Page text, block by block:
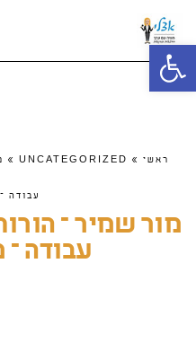
פתח סרגל נגישות
ראשי »
UNCATEGORIZED
»
עבודה
מור שמיר –
עבודה